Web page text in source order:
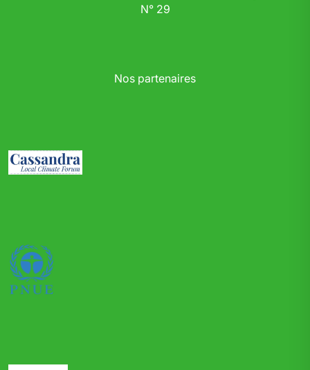
N° 29
Nos partenaires